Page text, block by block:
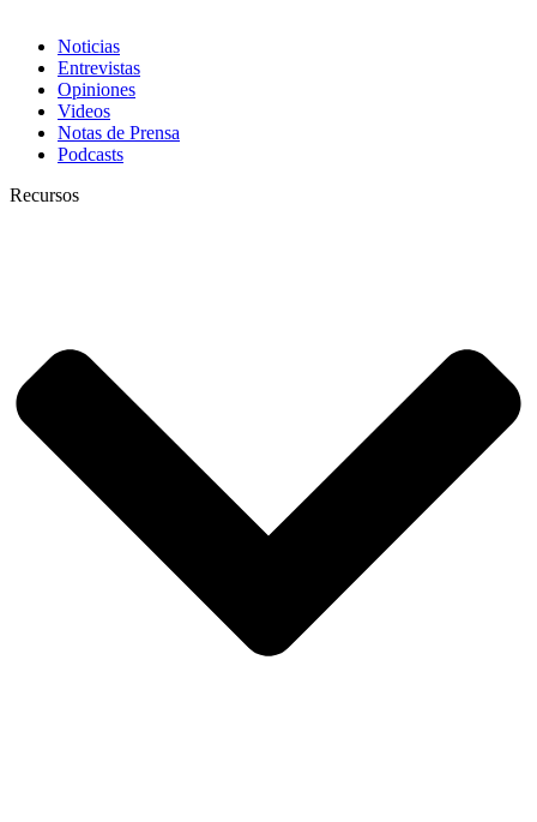
Noticias
Entrevistas
Opiniones
Videos
Notas de Prensa
Podcasts
Recursos